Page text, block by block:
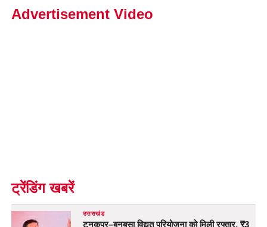
Advertisement Video
ट्रेंडिंग खबरें
उत्तराखंड
टनकपुर–बनबसा विद्युत परियोजना को मिली रफ्तार, ₹3